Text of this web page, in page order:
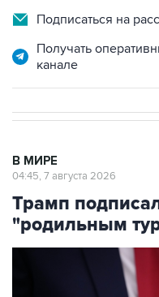
Подписаться на
Получать
канале
В МИРЕ
04:45, 7 августа 2026
Трамп
"родильным